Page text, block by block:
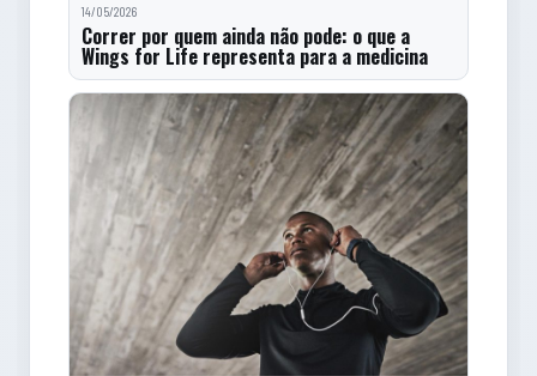
14/05/2026
Correr por quem ainda não pode: o que a
Wings for Life representa para a medicina